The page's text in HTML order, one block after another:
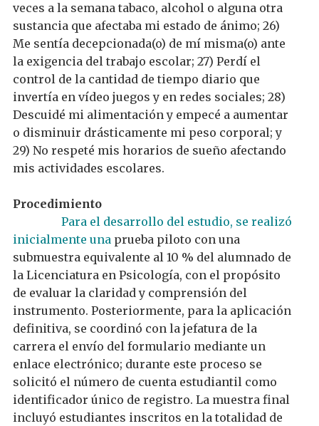
veces a la semana tabaco, alcohol o alguna otra
sustancia que afectaba mi estado de ánimo; 26)
Me sentía decepcionada(o) de mí misma(o) ante
la exigencia del trabajo escolar; 27) Perdí el
control de la cantidad de tiempo diario que
invertía en vídeo juegos y en redes sociales; 28)
Descuidé mi alimentación y empecé a aumentar
o disminuir drásticamente mi peso corporal; y
29) No respeté mis horarios de sueño afectando
mis actividades escolares.
Procedimiento
Para el desarrollo del estudio, se realizó
inicialmente una prueba piloto con una
submuestra equivalente al 10 % del alumnado de
la Licenciatura en Psicología, con el propósito
de evaluar la claridad y comprensión del
instrumento. Posteriormente, para la aplicación
definitiva, se coordinó con la jefatura de la
carrera el envío del formulario mediante un
enlace electrónico; durante este proceso se
solicitó el número de cuenta estudiantil como
identificador único de registro. La muestra final
incluyó estudiantes inscritos en la totalidad de